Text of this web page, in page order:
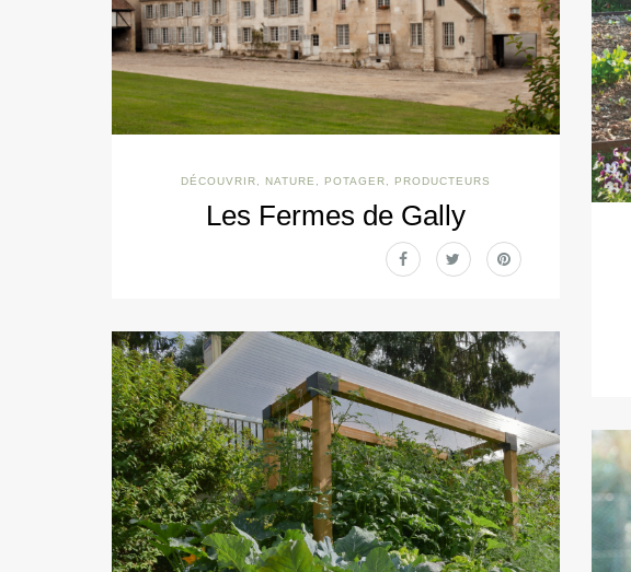
DÉCOUVRIR NATURE POTAGER PRODUCTEURS
Les Fermes de Gally